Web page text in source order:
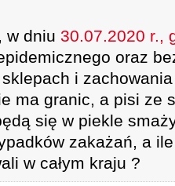
, w dniu 30.07.2020 r.,
oraz
i
ma granic, a pisi ze
się w piekle
zakażań, a
w całym kraju ?